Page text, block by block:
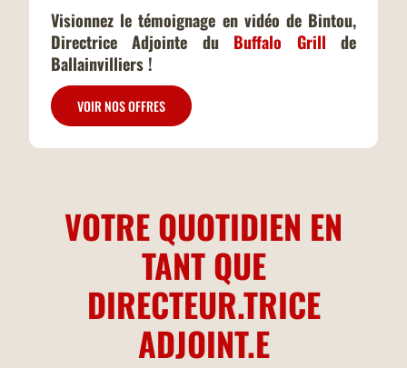
Visionnez le témoignage en vidéo de Bintou,
Directrice Adjointe du Buffalo Grill de
Ballainvilliers !
VOIR NOS OFFRES
VOTRE QUOTIDIEN EN
TANT QUE
DIRECTEUR.TRICE
ADJOINT.E